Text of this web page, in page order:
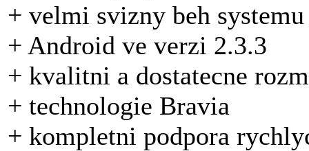
+ velmi svizny beh systemu
+ Android ve verzi 2.3.3
+ kvalitni a dostatecne
+ technologie Bravia
+ kompletni podpora